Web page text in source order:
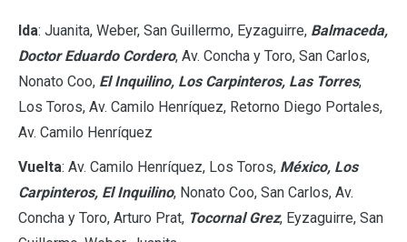
Ida: Juanita, Weber, San Guillermo, Eyzaguirre, Balmaceda,
Doctor Eduardo Cordero, Av. Concha y Toro, San Carlos,
Nonato Coo, El Inquilino, Los Carpinteros, Las Torres,
Los Toros, Av. Camilo Henríquez, Retorno Diego Portales,
Av. Camilo Henríquez
Vuelta: Av. Camilo Henríquez, Los Toros, México, Los
Carpinteros, El Inquilino, Nonato Coo, San Carlos, Av.
Concha y Toro, Arturo Prat, Tocornal Grez, Eyzaguirre, San